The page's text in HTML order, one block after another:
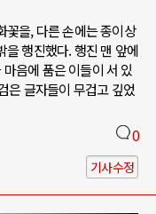
꽃을, 다른 손에는 종이상
을 행진했다. 행진 맨 앞에
음에 품은 이들이 서 있
은 글자들이 무겁고 깊었
0
기사수정